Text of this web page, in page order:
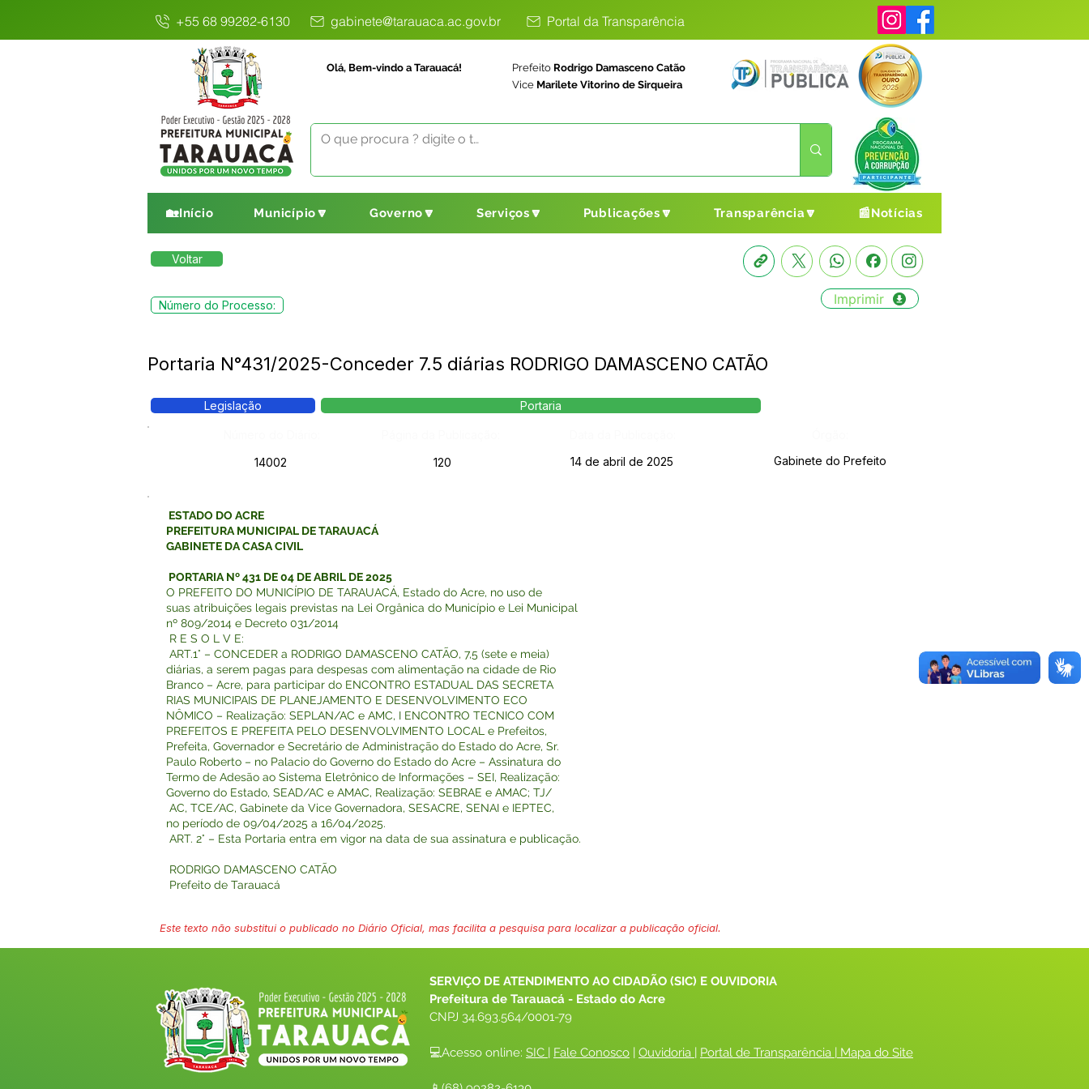
+55 68 99282-6130 gabinete@tarauaca.ac.gov.br Portal da Transparência
Olá, Bem-vindo a Tarauacá! Prefeito Rodrigo Damasceno Catão
Vice Marilete Vitorino de Sirqueira
🏡Início Município🔽 Governo🔽 Serviços🔽 Publicações🔽 Transparência🔽 📰Notícias
Voltar
Número do Processo: Imprimir
Portaria N°431/2025-Conceder 7.5 diárias RODRIGO DAMASCENO CATÃO
Legislação Portaria
14002
120 14 de abril de 2025 Gabinete do Prefeito
ESTADO DO ACRE
PREFEITURA MUNICIPAL DE TARAUACÁ
GABINETE DA CASA CIVIL
PORTARIA Nº 431 DE 04 DE ABRIL DE 2025
O PREFEITO DO MUNICÍPIO DE TARAUACÁ, Estado do Acre, no uso de
suas atribuições legais previstas na Lei Orgânica do Município e Lei Municipal
nº 809/2014 e Decreto 031/2014
R E S O L V E:
ART.1° – CONCEDER a RODRIGO DAMASCENO CATÃO, 7,5 (sete e meia)
diárias, a serem pagas para despesas com alimentação na cidade de Rio
Branco – Acre, para participar do ENCONTRO ESTADUAL DAS SECRETA
RIAS MUNICIPAIS DE PLANEJAMENTO E DESENVOLVIMENTO ECO
NÔMICO – Realização: SEPLAN/AC e AMC, I ENCONTRO TECNICO COM
PREFEITOS E PREFEITA PELO DESENVOLVIMENTO LOCAL e Prefeitos,
Prefeita, Governador e Secretário de Administração do Estado do Acre, Sr.
Paulo Roberto – no Palacio do Governo do Estado do Acre – Assinatura do
Termo de Adesão ao Sistema Eletrônico de Informações – SEI, Realização:
Governo do Estado, SEAD/AC e AMAC, Realização: SEBRAE e AMAC; TJ/
AC, TCE/AC, Gabinete da Vice Governadora, SESACRE, SENAI e IEPTEC,
no período de 09/04/2025 a 16/04/2025.
ART. 2° – Esta Portaria entra em vigor na data de sua assinatura e publicação.
RODRIGO DAMASCENO CATÃO
Prefeito de Tarauacá
Este texto não substitui o publicado no Diário Oficial, mas facilita a pesquisa para localizar a publicação oficial.
SERVIÇO DE ATENDIMENTO AO CIDADÃO (SIC) E OUVIDORIA
Prefeitura de Tarauacá - Estado do Acre
CNPJ 34.693.564/0001-79
💻Acesso online: SIC | Fale Conosco | Ouvidoria | Portal de Transparência | Mapa do Site